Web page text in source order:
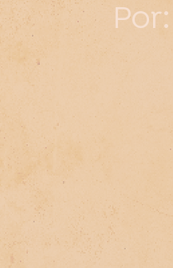
Por: